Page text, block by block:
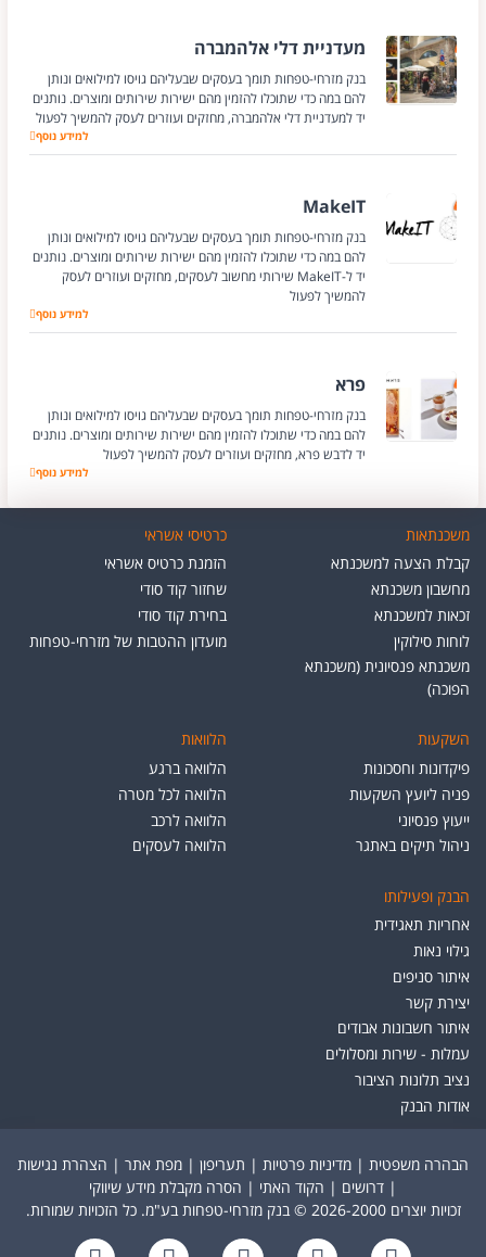
מעדניית דלי אלהמברה
בנק מזרחי-טפחות תומך בעסקים שבעליהם גויסו למילואים ונותן
להם במה כדי שתוכלו להזמין מהם ישירות שירותים ומוצרים. נותנים
יד למעדניית דלי אלהמברה, מחזקים ועוזרים לעסק להמשיך לפעול
מעדניית דלי
למידע נוסף
MakeIT
בנק מזרחי-טפחות תומך בעסקים שבעליהם גויסו למילואים ונותן
להם במה כדי שתוכלו להזמין מהם ישירות שירותים ומוצרים. נותנים
יד ל-MakeIT שירותי מחשוב לעסקים, מחזקים ועוזרים לעסק
להמשיך לפעול
MakeIT
למידע נוסף
פרא
בנק מזרחי-טפחות תומך בעסקים שבעליהם גויסו למילואים ונותן
להם במה כדי שתוכלו להזמין מהם ישירות שירותים ומוצרים. נותנים
יד לדבש פרא, מחזקים ועוזרים לעסק להמשיך לפעול
פרא
למידע נוסף
משכנתאות
קבלת הצעה למשכנתא
מחשבון משכנתא
זכאות למשכנתא
לוחות סילוקין
משכנתא פנסיונית (משכנתא
הפוכה)
כרטיסי אשראי
הזמנת כרטיס אשראי
שחזור קוד סודי
בחירת קוד סודי
מועדון ההטבות של מזרחי-טפחות
השקעות
פיקדונות וחסכונות
פניה ליועץ השקעות
ייעוץ פנסיוני
ניהול תיקים באתגר
הלוואות
הלוואה ברגע
הלוואה לכל מטרה
הלוואה לרכב
הלוואה לעסקים
הבנק ופעילותו
אחריות תאגידית
גילוי נאות
איתור סניפים
יצירת קשר
איתור חשבונות אבודים
עמלות - שירות ומסלולים
נציב תלונות הציבור
אודות הבנק
הבהרה משפטית | מדיניות פרטיות | תעריפון | מפת אתר | הצהרת נגישות
| דרושים | הקוד האתי | הסרה מקבלת מידע שיווקי
זכויות יוצרים 2026-2000 © בנק מזרחי-טפחות בע"מ. כל הזכויות שמורות.